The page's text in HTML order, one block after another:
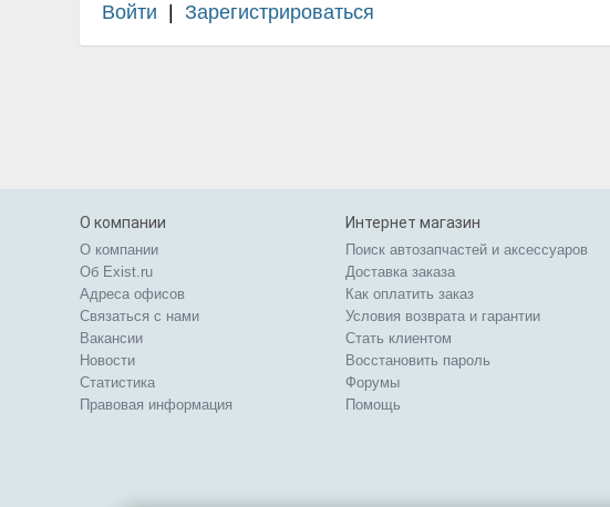
Войти Зарегистрироваться
О компании
О компании
Об Exist.ru
Адреса офисов
Связаться с нами
Вакансии
Новости
Статистика
Правовая информация
Интернет магазин
Поиск автозапчастей и аксессуаров
Доставка заказа
Как оплатить заказ
Условия возврата и гарантии
Стать клиентом
Восстановить пароль
Форумы
Помощь